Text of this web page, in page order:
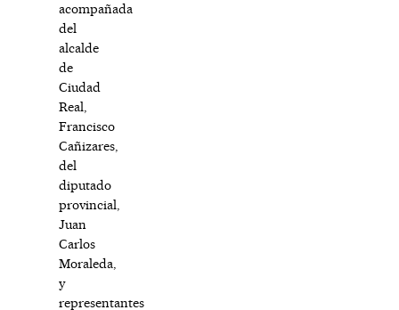
acompañada
del
alcalde
de
Ciudad
Real,
Francisco
Cañizares,
del
diputado
provincial,
Juan
Carlos
Moraleda,
y
representantes